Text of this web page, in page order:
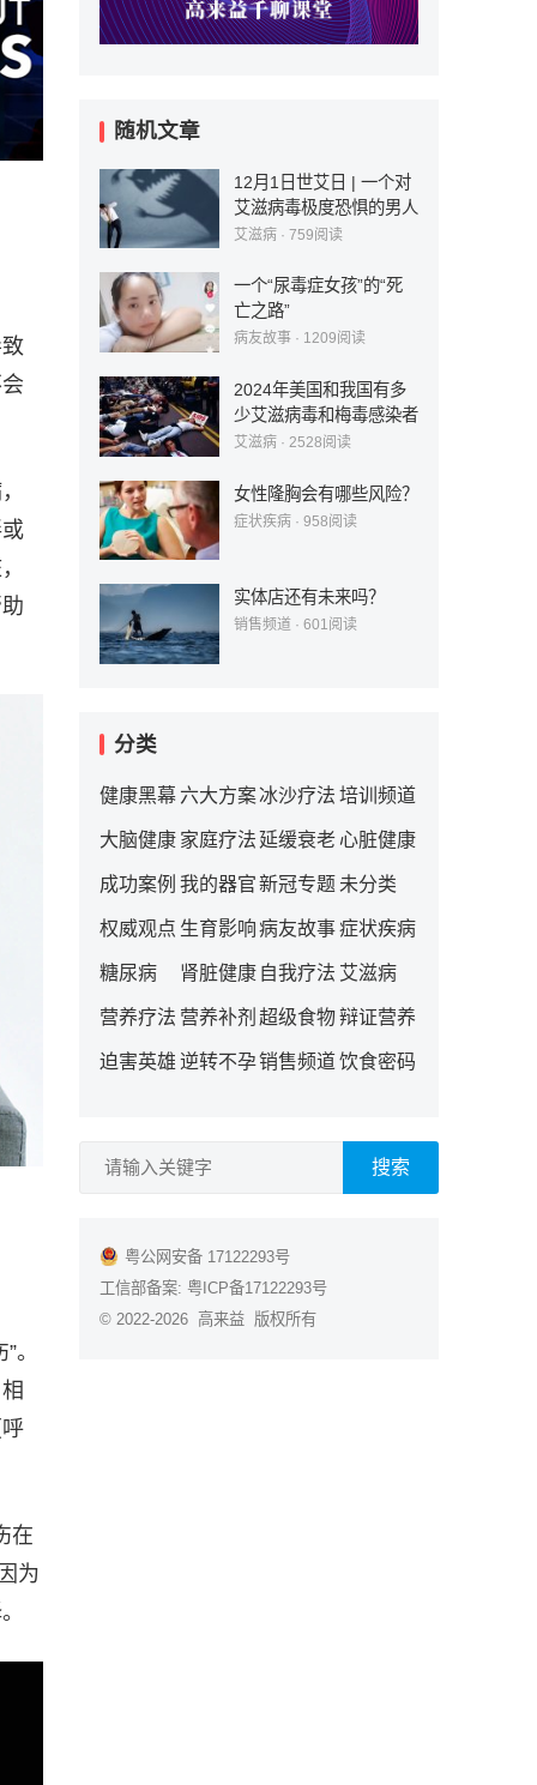
。
在
为
随机文章
12月1日世艾日 | 一个对
艾滋病毒极度恐惧的男人
艾滋病 · 759阅读
一个“尿毒症女孩”的“死
亡之路”
病友故事 · 1209阅读
2024年美国和我国有多
少艾滋病毒和梅毒感染者
艾滋病 · 2528阅读
女性隆胸会有哪些风险？
症状疾病 · 958阅读
实体店还有未来吗？
销售频道 · 601阅读
分类
健康黑幕 六大方案冰沙疗法 培训频道
大脑健康 家庭疗法 延缓衰老 心脏健康
成功案例 我的器官新冠专题 未分类
权威观点 生育影响病友故事症状疾病
糖尿病 肾脏健康 自我疗法 艾滋病
营养疗法 营养补剂 超级食物辩证营养
迫害英雄 逆转不孕销售频道饮食密码
搜索
粤公网安备 17122293号
工信部备案: 粤ICP备17122293号
© 2022-2026 高来益 版权所有